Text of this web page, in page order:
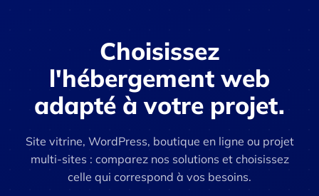
Choisissez
l'hébergement web
adapté à votre projet.
Site vitrine, WordPress, boutique en ligne ou projet
multi-sites : comparez nos solutions et choisissez
celle qui correspond à vos besoins.